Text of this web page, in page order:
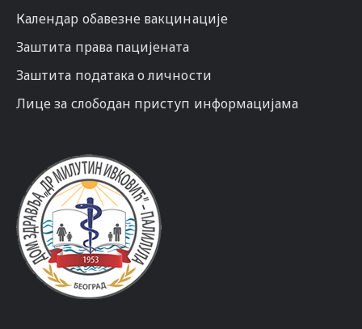
Календар обавезне вакцинације
Заштита права пацијената
Заштита података о личности
Лице за слободан приступ информацијама